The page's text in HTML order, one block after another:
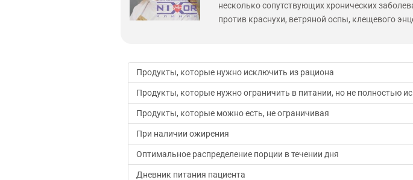
несколько сопутствующих хронических
против краснухи, ветряной оспы, клещевого
Продукты, которые нужно исключить из рациона
Продукты, которые нужно ограничить в питании, но не полностью
Продукты, которые можно есть, не ограничивая
При наличии ожирения
Оптимальное распределение порции в течении дня
Дневник питания пациента